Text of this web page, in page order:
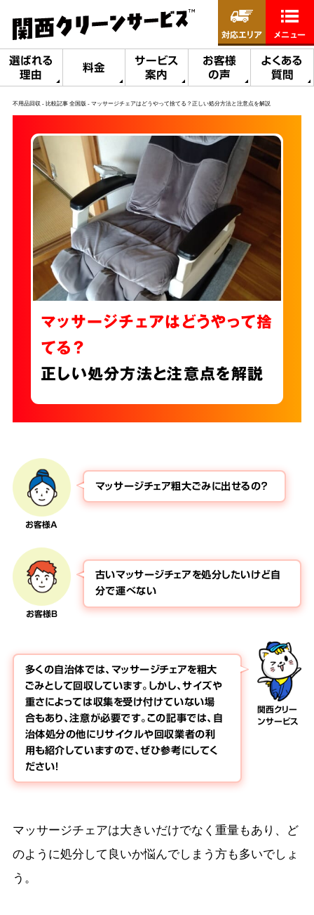
選ばれる
理由
料金
サービス
案内
お客様
の声
よくある
質問
対応エリア メニュー
不用品回収 比較記事 全国版 マッサージチェアはどうやって捨てる？正しい処分方法と注意点を解説
マッサージチェアはどうやって捨
てる？
正しい処分方法と注意点を解説
お客様A
マッサージチェア粗大ごみに出せるの？
お客様B
古いマッサージチェアを処分したいけど自
分で運べない
関西クリー
ンサービス
多くの自治体では、マッサージチェアを粗大
ごみとして回収しています。しかし、サイズや
重さによっては収集を受け付けていない場
合もあり、注意が必要です。この記事では、自
治体処分の他にリサイクルや回収業者の利
用も紹介していますので、ぜひ参考にしてく
ださい！
マッサージチェアは大きいだけでなく重量もあり、ど
のように処分して良いか悩んでしまう方も多いでしょ
う。